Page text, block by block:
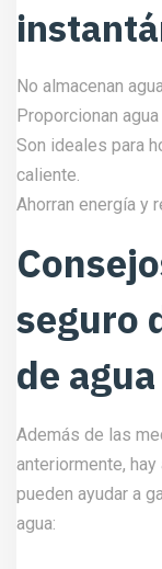
No almacenan
Proporcionan
Son ideales para
caliente.
Ahorran energía y
seguro
de agua
Además de las
anteriormente,
pueden ayudar a
agua: